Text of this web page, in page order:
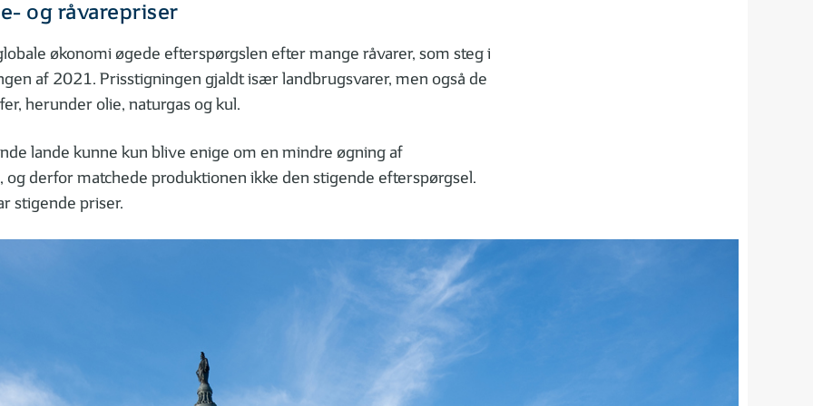
og råvarepriser
økonomi øgede efterspørgslen efter mange råvarer, som steg i
af 2021. Prisstigningen gjaldt især landbrugsvarer, men også de
herunder olie, naturgas og kul.
lande kunne kun blive enige om en mindre øgning af
derfor matchede produktionen ikke den stigende efterspørgsel.
stigende priser.